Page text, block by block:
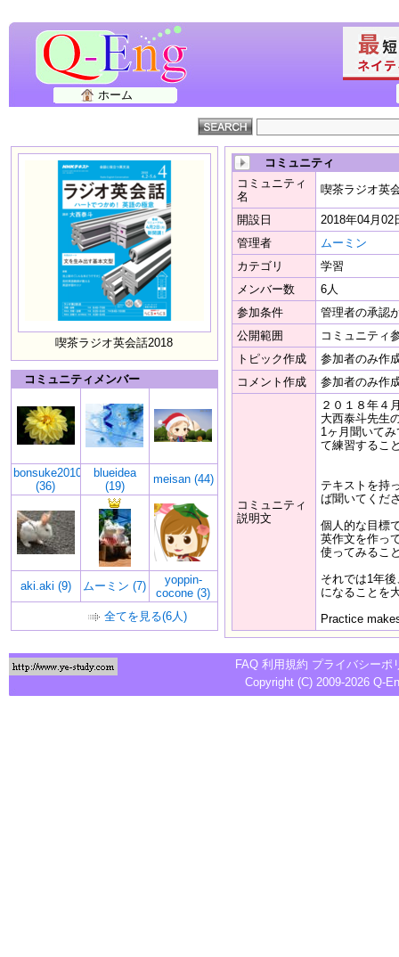
ホーム
喫茶ラジオ英会話2018
コミュニティメンバー
bonsuke2010
(36)
blueidea
(19)
meisan (44)
aki.aki (9) ムーミン (7)
yoppin-
cocone (3)
全てを見る(6人)
コミュニティ
コミュニティ
名
喫茶ラジオ英
開設日
2018年04月02
管理者
ムーミン
カテゴリ
学習
メンバー数
6人
参加条件
管理者の承認
公開範囲
コミュニティ
トピック作成
参加者のみ作
コメント作成
参加者のみ作
コミュニティ
説明文
２０１８年４
大西泰斗先生
1ヶ月聞いて
て練習するこ
テキストを持
ば聞いてくだ
個人的な目標
英作文を作っ
使ってみるこ
それでは1年
になることを
Practice
FAQ 利用規約 プライバシーポ
Copyright (C) 2009-2026 Q-